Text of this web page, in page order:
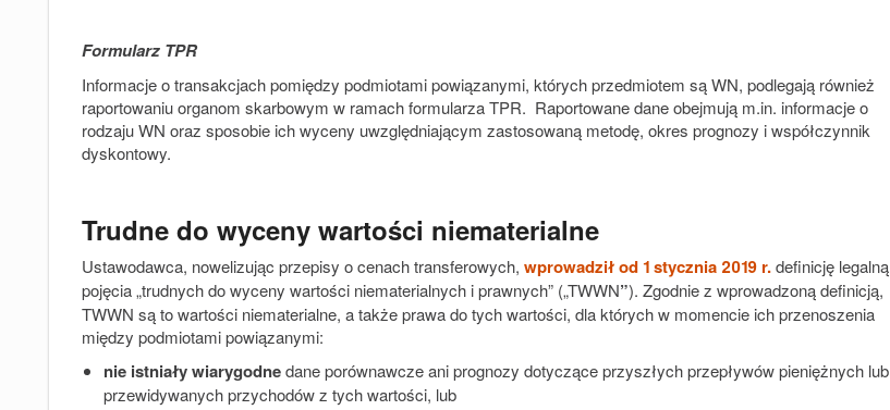
Formularz TPR
Informacje o transakcjach pomiędzy podmiotami powiązanymi, których przedmiotem są WN, podlegają również
raportowaniu organom skarbowym w ramach formularza TPR. Raportowane dane obejmują m.in. informacje o
rodzaju WN oraz sposobie ich wyceny uwzględniającym zastosowaną metodę, okres prognozy i współczynnik
dyskontowy.
Trudne do wyceny wartości niematerialne
Ustawodawca, nowelizując przepisy o cenach transferowych, wprowadził od 1 stycznia 2019 r.definicję legalną
pojęcia „trudnych do wyceny wartości niematerialnych i prawnych” („TWWN”). Zgodnie z wprowadzoną definicją,
TWWN są to wartości niematerialne, a także prawa do tych wartości, dla których w momencie ich przenoszenia
między podmiotami powiązanymi:
nie istniaływiarygodnedane porównawcze ani prognozy dotyczące przyszłych przepływów pieniężnych lub
przewidywanych przychodów z tych wartości, lub